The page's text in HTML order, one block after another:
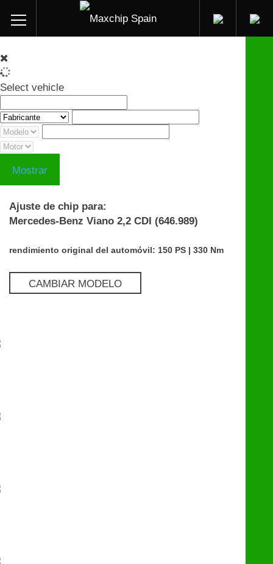
Select vehicle
Mostrar
Ajuste de chip para:
Mercedes-Benz Viano 2,2 CDI (646.989)
rendimiento original del automóvil: 150 PS | 330 Nm
CAMBIAR MODELO